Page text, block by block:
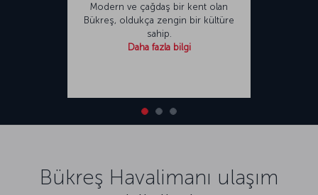
Modern ve çağdaş bir kent olan
Bükreş, oldukça zengin bir kültüre
sahip.
Daha fazla bilgi
Bükreş Havalimanı ulaşım